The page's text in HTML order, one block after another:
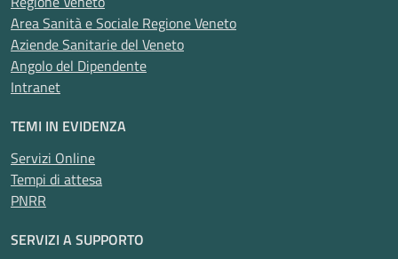
Vaccinazioni
Violenza Zanzare
Area Sanità e Sociale Regione Veneto
Aziende Sanitarie del Veneto
Angolo del Dipendente
Intranet
TEMI IN EVIDENZA
Servizi Online
Tempi di attesa
PNRR
SERVIZI A SUPPORTO